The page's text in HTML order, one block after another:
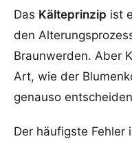
Das Kälteprinzip ist
den
Braunwerden. Aber
Art, wie der
genauso
Der häufigste Fehler